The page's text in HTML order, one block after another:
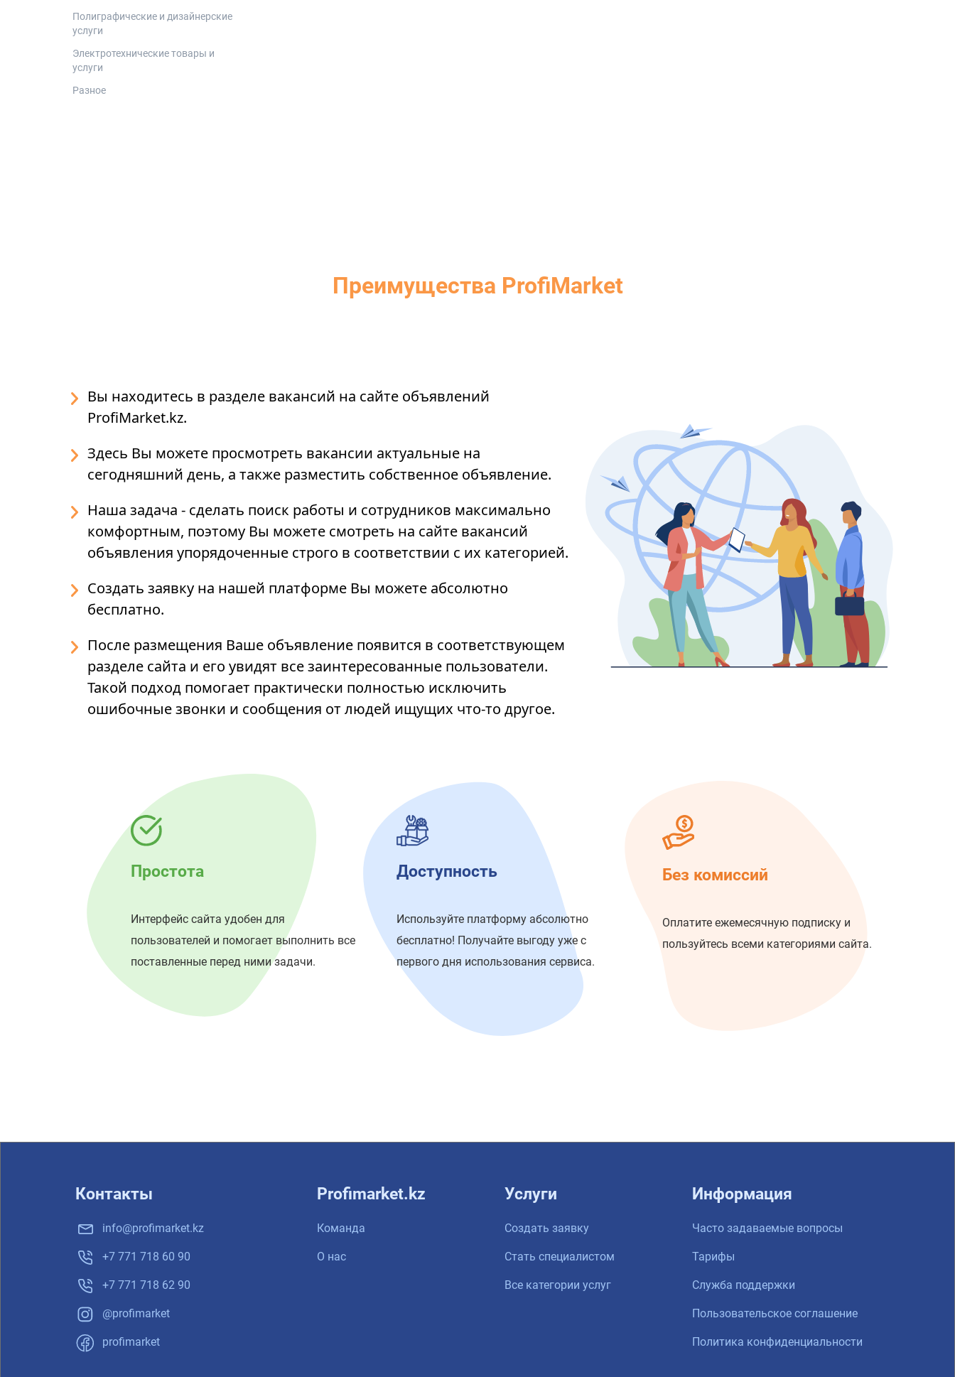
Полиграфические и дизайнерские
услуги
Электротехнические товары и
услуги
Разное
Преимущества ProfiMarket
Вы находитесь в разделе вакансий на сайте объявлений
ProfiMarket.kz.
Здесь Вы можете просмотреть вакансии актуальные на
сегодняшний день, а также разместить собственное объявление.
Наша задача - сделать поиск работы и сотрудников максимально
комфортным, поэтому Вы можете смотреть на сайте вакансий
объявления упорядоченные строго в соответствии с их категорией.
Создать заявку на нашей платформе Вы можете абсолютно
бесплатно.
После размещения Ваше объявление появится в соответствующем
разделе сайта и его увидят все заинтересованные пользователи.
Такой подход помогает практически полностью исключить
ошибочные звонки и сообщения от людей ищущих что-то другое.
Простота
Интерфейс сайта удобен для
пользователей и помогает выполнить все
поставленные перед ними задачи.
Доступность
Используйте платформу абсолютно
бесплатно! Получайте выгоду уже с
первого дня использования сервиса.
Без комиссий
Оплатите ежемесячную подписку и
пользуйтесь всеми категориями сайта.
Контакты
info@profimarket.kz
+7 771 718 60 90
+7 771 718 62 90
@profimarket
profimarket
Profimarket.kz
Команда
О нас
Услуги
Создать заявку
Стать специалистом
Все категории услуг
Информация
Часто задаваемые вопросы
Тарифы
Служба поддержки
Пользовательское соглашение
Политика конфиденциальности